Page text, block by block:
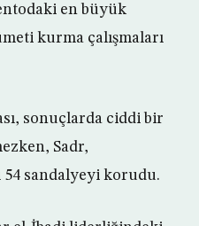
en büyük
kurma çalışmaları
sonuçlarda ciddi bir
Sadr,
54 sandalyeyi korudu.